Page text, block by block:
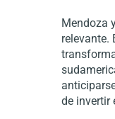
Mendoza
relevante.
de invertir